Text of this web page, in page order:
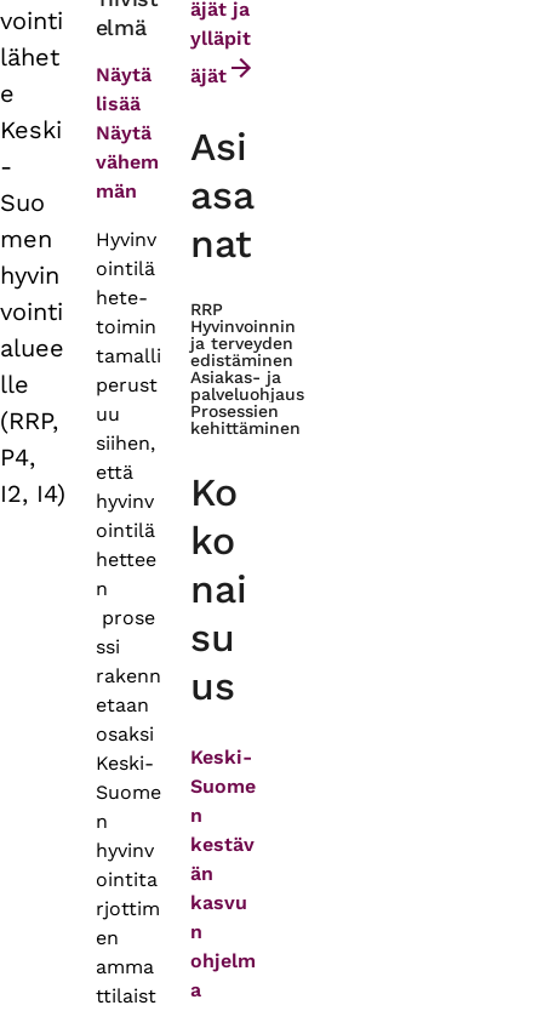
tabs
vointi
lähet
e
Keski
-
Suo
men
hyvin
vointi
aluee
lle
(RRP,
P4,
I2, I4)
elmä
Näytä
lisää
Näytä
vähem
män
Hyvinv
ointilä
hete-
toimin
tamalli
perust
uu
siihen,
että
hyvinv
ointilä
hettee
n
prose
ssi
rakenn
etaan
osaksi
Keski-
Suome
n
hyvinv
ointita
rjottim
en
amma
ttilaist
äjät ja
ylläpit
äjät
Asi
asa
nat
RRP
Hyvinvoinnin
ja terveyden
edistäminen
Asiakas- ja
palveluohjaus
Prosessien
kehittäminen
Ko
ko
nai
su
us
Keski-
Suome
n
kestäv
än
kasvu
n
ohjelm
a